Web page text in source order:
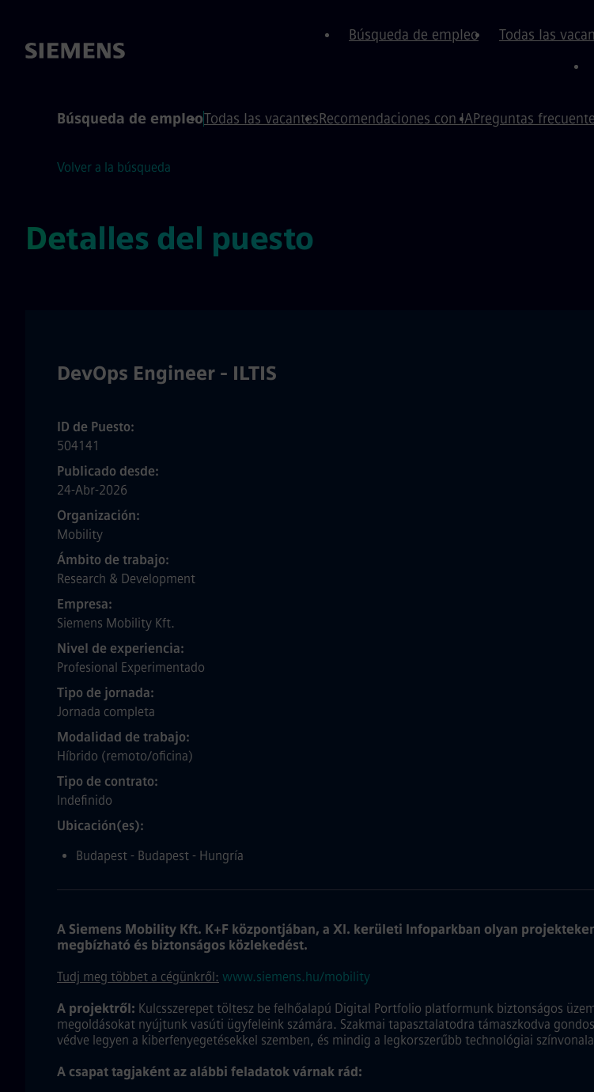
Búsqueda de empleo Todas las
Búsqueda de empleoTodas las vacantesRecomendaciones con IAPreguntas
Volver a la búsqueda
Detalles del puesto
DevOps Engineer - ILTIS
ID de Puesto
504141
Publicado desde
24-Abr-2026
Organización
Mobility
Ámbito de trabajo
Research & Development
Empresa
Siemens Mobility Kft.
Nivel de experiencia
Profesional Experimentado
Tipo de jornada
Jornada completa
Modalidad de trabajo
Híbrido (remoto/oficina)
Tipo de contrato
Indefinido
Ubicación(es)
Budapest - Budapest - Hungría
A Siemens Mobility Kft. K+F központjában, a XI. kerületi Infoparkban olyan
megbízható és biztonságos közlekedést.
Tudj meg többet a cégünkről: www.siemens.hu/mobility
A projektről: Kulcsszerepet töltesz be felhőalapú Digital Portfolio platformunk biztonságos
megoldásokat nyújtunk vasúti ügyfeleink számára. Szakmai tapasztalatodra támaszkodva
védve legyen a kiberfenyegetésekkel szemben, és mindig a legkorszerűbb technológiai
A csapat tagjaként az alábbi feladatok várnak rád: